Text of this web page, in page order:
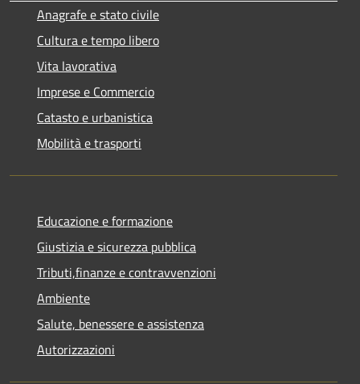
Anagrafe e stato civile
Cultura e tempo libero
Vita lavorativa
Imprese e Commercio
Catasto e urbanistica
Mobilità e trasporti
Educazione e formazione
Giustizia e sicurezza pubblica
Tributi,finanze e contravvenzioni
Ambiente
Salute, benessere e assistenza
Autorizzazioni